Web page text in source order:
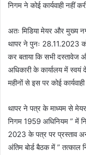
निगम ने कोई कार्यवाही नहीं
अतः मिडिया मेयर और
थापर ने पुनः 28.11.2023
कर बताया कि सभी
अधिकारी के कार्यालय में
महीनों से इस पर कोई
थापर ने पत्र के माध्यम से
निगम 1959 अधिनियम ” में
2023 के पत्र पर प्रस्ताव
अंतिम बोर्ड बैठक में ” तत्काल